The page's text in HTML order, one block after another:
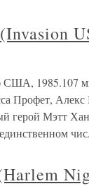
1985.107
Профет,
Мэтт